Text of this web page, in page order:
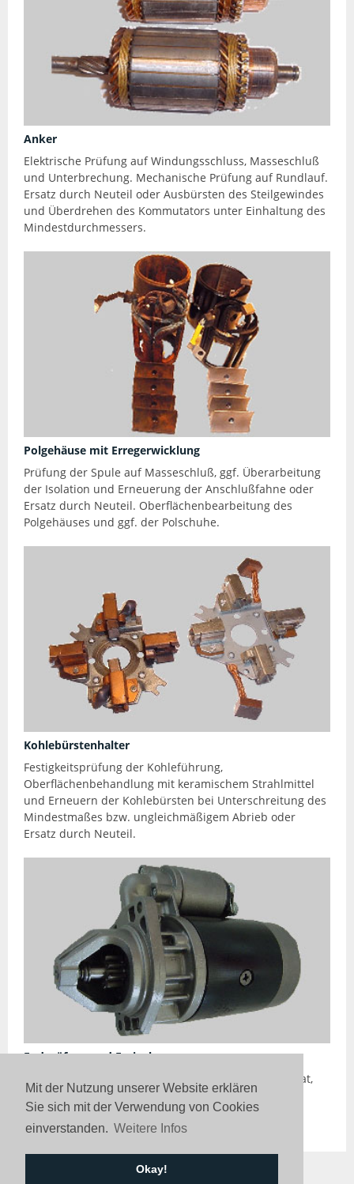
Mit der Nutzung unserer Website erklären
Sie sich mit der Verwendung von Cookies
einverstanden. Weitere Infos
Okay!
Anker
Elektrische Prüfung auf Windungsschluss, Masseschluß
und Unterbrechung. Mechanische Prüfung auf Rundlauf.
Ersatz durch Neuteil oder Ausbürsten des Steilgewindes
und Überdrehen des Kommutators unter Einhaltung des
Mindestdurchmessers.
Polgehäuse mit Erregerwicklung
Prüfung der Spule auf Masseschluß, ggf. Überarbeitung
der Isolation und Erneuerung der Anschlußfahne oder
Ersatz durch Neuteil. Oberflächenbearbeitung des
Polgehäuses und ggf. der Polschuhe.
Kohlebürstenhalter
Festigkeitsprüfung der Kohleführung,
Oberflächenbehandlung mit keramischem Strahlmittel
und Erneuern der Kohlebürsten bei Unterschreitung des
Mindestmaßes bzw. ungleichmäßigem Abrieb oder
Ersatz durch Neuteil.
Endprüfung und Freigabe
100%ige Endprüfung. Freigabe als Austauschaggregat,
wenn Form, Aussehen und Funktion dem Originalteil
entsprechen oder dieses übertreffen.
Faro GmbH | Herbert-Quandt-Str. 7 | 37081 Göttingen